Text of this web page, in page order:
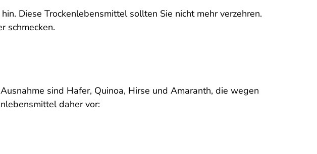
Diese Trockenlebensmittel sollten Sie nicht mehr verzehren.
schmecken.
sind Hafer, Quinoa, Hirse und Amaranth, die wegen
daher vor: